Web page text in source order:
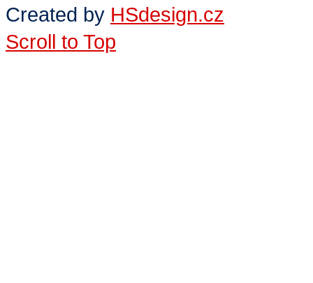
Created by HSdesign.cz
Scroll to Top